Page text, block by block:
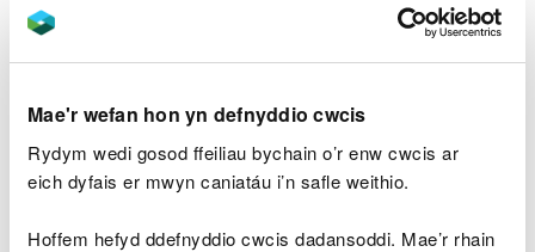
Mae'r wefan hon yn defnyddio cwcis
Rydym wedi gosod ffeiliau bychain o’r enw cwcis ar
eich dyfais er mwyn caniatáu i’n safle weithio.
Hoffem hefyd ddefnyddio cwcis dadansoddi. Mae’r rhain
Y Map Llifogydd ar gyfer
Llifogydd ar gyfer Cynullio:
wyneb lle ceir siawns o un ym mhob 100, neu fwy,